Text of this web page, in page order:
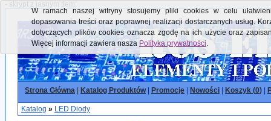
- skrypt z jasnym tłem:
Strona Główna Katalog Produktów| Promocje Nowości Koszyk (0)
Katalog » LED Diody
W ramach naszej witryny stosujemy pliki cookies w celu
dopasowania treści oraz poprawnej realizacji dostarczanych usług.
dotyczących plików cookies oznacza zgodę na ich użycie oraz
Więcej informacji zawiera nasza Polityka prywatności.